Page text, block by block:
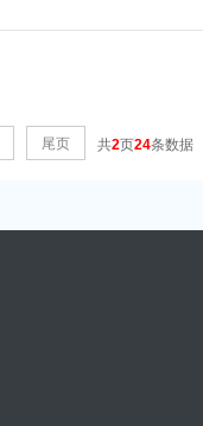
尾页 共2页24条数据